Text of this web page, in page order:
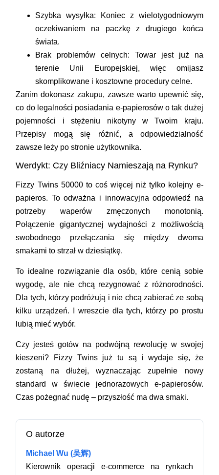
Szybka wysyłka: Koniec z wielotygodniowym
oczekiwaniem na paczkę z drugiego końca
świata.
Brak problemów celnych: Towar jest już na
terenie Unii Europejskiej, więc omijasz
skomplikowane i kosztowne procedury celne.
Zanim dokonasz zakupu, zawsze warto upewnić się,
co do legalności posiadania e-papierosów o tak dużej
pojemności i stężeniu nikotyny w Twoim kraju.
Przepisy mogą się różnić, a odpowiedzialność
zawsze leży po stronie użytkownika.
Werdykt: Czy Bliźniacy Namieszają na Rynku?
Fizzy Twins 50000 to coś więcej niż tylko kolejny e-
papieros. To odważna i innowacyjna odpowiedź na
potrzeby waperów zmęczonych monotonią.
Połączenie gigantycznej wydajności z możliwością
swobodnego przełączania się między dwoma
smakami to strzał w dziesiątkę.
To idealne rozwiązanie dla osób, które cenią sobie
wygodę, ale nie chcą rezygnować z różnorodności.
Dla tych, którzy podróżują i nie chcą zabierać ze sobą
kilku urządzeń. I wreszcie dla tych, którzy po prostu
lubią mieć wybór.
Czy jesteś gotów na podwójną rewolucję w swojej
kieszeni? Fizzy Twins już tu są i wydaje się, że
zostaną na dłużej, wyznaczając zupełnie nowy
standard w świecie jednorazowych e-papierosów.
Czas pożegnać nudę – przyszłość ma dwa smaki.
O autorze
Michael Wu (吴辉)
Kierownik operacji e-commerce na rynkach